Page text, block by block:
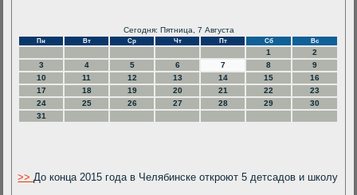
Сегодня: Пятница, 7 Августа
Пн Вт Ср Чт Пт Сб Вс
1
2
3
4 5 6 7 8
9
10
11 12 13 14 15
16
17
18 19 20 21 22
23
24
25 26 27 28 29
30
31
>>До конца 2015 года в Челябинске откроют 5 детсадов и школу